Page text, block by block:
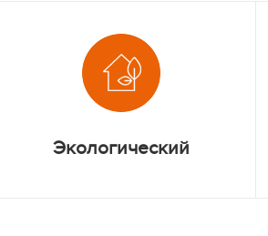
Экологический